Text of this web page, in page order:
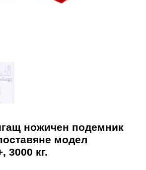
ножичен подемник
модел
3000 кг.